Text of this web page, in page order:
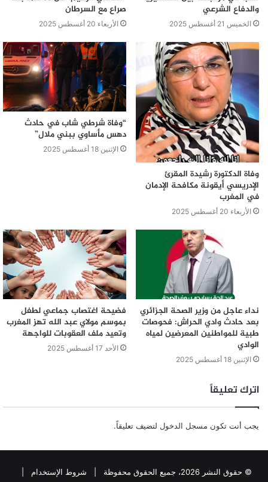
والدفاع الشرعي
الخميس 21 أغسطس 2025
صراع مع السرطان
الأربعاء 20 أغسطس 2025
وفاة الدكتورة رشيدة المقرئ
الإدريسي أيقونة مكافحة الإدمان
في المغرب
الأربعاء 20 أغسطس 2025
“وفاة شرطي شاب في حادث
دهس مأساوي ببني ملال”
الإثنين 18 أغسطس 2025
نداء عاجل من وزير الصحة الجزائري
بعد حادث وادي الحراش: فحوصات
طبية للمواطنين المعرضين لمياه
الوادي
الإثنين 18 أغسطس 2025
فضيحة اغتصاب جماعي لطفل
بموسم مولاي عبد الله تهز المغرب
وتعيد ملف العقوبات للواجهة
الأحد 17 أغسطس 2025
اترك تعليقاً
يجب أنت تكون مسجل الدخول لتضيف تعليقاً.
© حقوق النشر 2026، جميع الحقوق محفوظة | شروط الإستخدام